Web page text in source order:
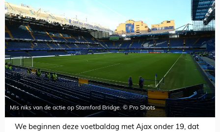
Mis niks van de actie op Stamford Bridge. © Pro Shots
We beginnen deze voetbaldag met Ajax onder 19, dat